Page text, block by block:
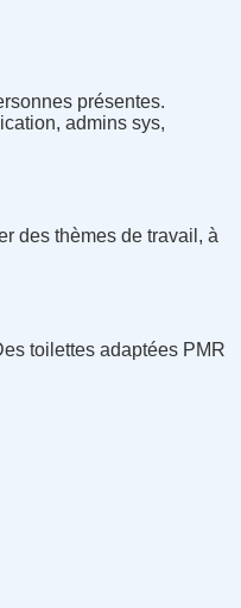
présentes.
admins sys,
des thèmes de travail, à
toilettes adaptées PMR